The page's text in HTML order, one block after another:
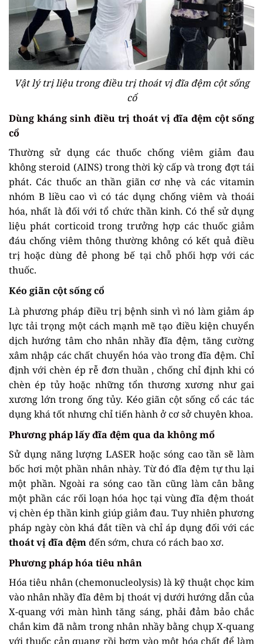
Vật lý trị liệu trong điều trị thoát vị đĩa đệm cột sống
cổ
Dùng kháng sinh điều trị thoát vị đĩa đệm cột sống
cổ
Thường sử dụng các thuốc chống viêm giảm đau
không steroid (AINS) trong thời kỳ cấp và trong đợt tái
phát. Các thuốc an thần giãn cơ nhẹ và các vitamin
nhóm B liều cao vì có tác dụng chống viêm và thoái
hóa, nhất là đối với tổ chức thần kinh. Có thể sử dụng
liệu phát corticoid trong trưởng hợp các thuốc giảm
đáu chống viêm thông thường không có kết quả điều
trị hoặc dùng đẻ phong bế tại chỗ phối hợp với các
thuốc.
Kéo giãn cột sống cổ
Là phương pháp điều trị bệnh sinh vì nó làm giảm áp
lực tải trọng một cách mạnh mẽ tạo điều kiện chuyển
dịch hướng tâm cho nhân nhầy đĩa đệm, tăng cường
xâm nhập các chất chuyển hóa vào trong đĩa đệm. Chỉ
định với chèn ép rễ đơn thuần , chống chỉ định khi có
chèn ép tủy hoặc những tổn thương xương như gai
xương lớn trong ống tủy. Kéo giãn cột sống cổ các tác
dụng khá tốt nhưng chỉ tiến hành ở cơ sở chuyên khoa.
Phương pháp lấy đĩa đệm qua da không mổ
Sử dụng năng lượng LASER hoặc sóng cao tần sẽ làm
bốc hơi một phần nhân nhày. Từ đó đĩa đệm tự thu lại
một phần. Ngoài ra sóng cao tần cũng làm cân bằng
một phần các rối loạn hóa học tại vùng đĩa đệm thoát
vị chèn ép thần kinh giúp giảm đau. Tuy nhiên phương
pháp ngày còn khá đắt tiền và chỉ áp dụng đối với các
thoát vị đĩa đệmđến sớm, chưa có rách bao xơ.
Phương pháp hóa tiêu nhân
Hóa tiêu nhân (chemonucleolysis) là kỹ thuật chọc kim
vào nhân nhầy đĩa đêm bị thoát vị dưới hướng dẫn của
X-quang với màn hình tăng sáng, phải đảm bảo chắc
chắn kim đã nằm trong nhân nhầy bằng chụp X-quang
với thuốc cản quang rồi bơm vào một hóa chất để làm